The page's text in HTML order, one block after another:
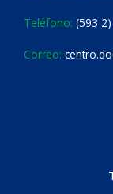
Teléfono: (593
Correo: